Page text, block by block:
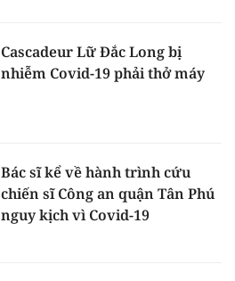
Cascadeur Lữ Đắc Long bị
nhiễm Covid-19 phải thở máy
Bác sĩ kể về hành trình cứu
chiến sĩ Công an quận Tân Phú
nguy kịch vì Covid-19